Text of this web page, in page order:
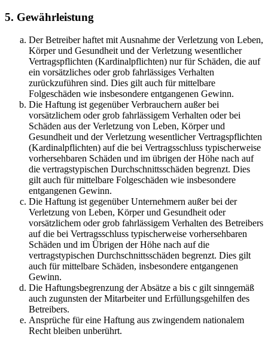
5. Gewährleistung
Der Betreiber haftet mit Ausnahme der Verletzung von Leben,
Körper und Gesundheit und der Verletzung wesentlicher
Vertragspflichten (Kardinalpflichten) nur für Schäden, die auf
ein vorsätzliches oder grob fahrlässiges Verhalten
zurückzuführen sind. Dies gilt auch für mittelbare
Folgeschäden wie insbesondere entgangenen Gewinn.
Die Haftung ist gegenüber Verbrauchern außer bei
vorsätzlichem oder grob fahrlässigem Verhalten oder bei
Schäden aus der Verletzung von Leben, Körper und
Gesundheit und der Verletzung wesentlicher Vertragspflichten
(Kardinalpflichten) auf die bei Vertragsschluss typischerweise
vorhersehbaren Schäden und im übrigen der Höhe nach auf
die vertragstypischen Durchschnittsschäden begrenzt. Dies
gilt auch für mittelbare Folgeschäden wie insbesondere
entgangenen Gewinn.
Die Haftung ist gegenüber Unternehmern außer bei der
Verletzung von Leben, Körper und Gesundheit oder
vorsätzlichem oder grob fahrlässigem Verhalten des Betreibers
auf die bei Vertragsschluss typischerweise vorhersehbaren
Schäden und im Übrigen der Höhe nach auf die
vertragstypischen Durchschnittsschäden begrenzt. Dies gilt
auch für mittelbare Schäden, insbesondere entgangenen
Gewinn.
Die Haftungsbegrenzung der Absätze a bis c gilt sinngemäß
auch zugunsten der Mitarbeiter und Erfüllungsgehilfen des
Betreibers.
Ansprüche für eine Haftung aus zwingendem nationalem
Recht bleiben unberührt.